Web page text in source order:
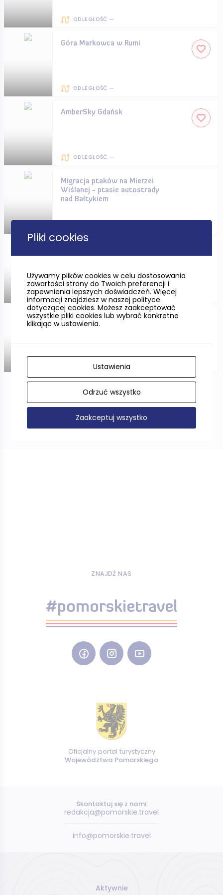
ODLEGŁOŚĆ —
Góra Markowca w Rumi
ODLEGŁOŚĆ —
AmberSky Gdańsk
ODLEGŁOŚĆ —
Migracja ptaków na Mierzei
Wiślanej - ptasie autostrady
nad Bałtykiem
ODLEGŁOŚĆ —
Góra Lemana w Piasznie
ODLEGŁOŚĆ —
Pokaż więcej
ZNAJDŹ NAS
#pomorskietravel
Oficjalny portal turystyczny
Województwa Pomorskiego
Skontaktuj się z nami:
redakcja@pomorskie.travel
info@pomorskie.travel
Aktywnie
Pliki cookies
Używamy plików cookies w celu dostosowania
zawartości strony do Twoich preferencji i
zapewnienia lepszych doświadczeń. Więcej
informacji znajdziesz w naszej polityce
dotyczącej cookies. Możesz zaakceptować
wszystkie pliki cookies lub wybrać konkretne
klikając w ustawienia.
Ustawienia
Odrzuć wszystko
Zaakceptuj wszystko